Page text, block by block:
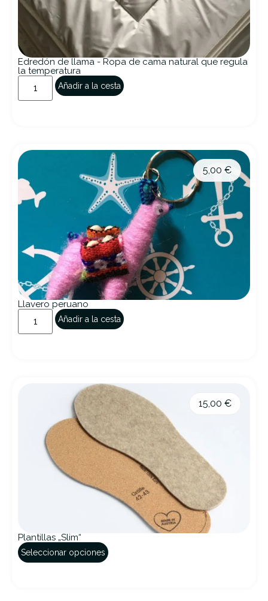
Edredón de llama - Ropa de cama natural que regula
la temperatura
Añadir a la cesta
Llavero peruano
Añadir a la cesta
5,00 €
Plantillas „Slim“
Seleccionar opciones
15,00 €